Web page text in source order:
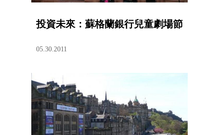
投資未來：蘇格蘭銀行兒童劇場節
05.30.2011